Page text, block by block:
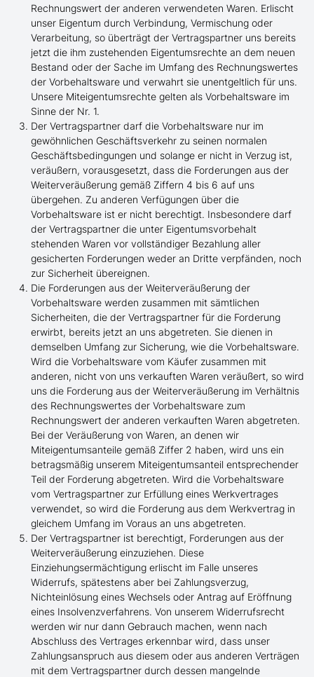
Rechnungswert der anderen verwendeten Waren. Erlischt
unser Eigentum durch Verbindung, Vermischung oder
Verarbeitung, so überträgt der Vertragspartner uns bereits
jetzt die ihm zustehenden Eigentumsrechte an dem neuen
Bestand oder der Sache im Umfang des Rechnungswertes
der Vorbehaltsware und verwahrt sie unentgeltlich für uns.
Unsere Miteigentumsrechte gelten als Vorbehaltsware im
Sinne der Nr. 1.
Der Vertragspartner darf die Vorbehaltsware nur im
gewöhnlichen Geschäftsverkehr zu seinen normalen
Geschäftsbedingungen und solange er nicht in Verzug ist,
veräußern, vorausgesetzt, dass die Forderungen aus der
Weiterveräußerung gemäß Ziffern 4 bis 6 auf uns
übergehen. Zu anderen Verfügungen über die
Vorbehaltsware ist er nicht berechtigt. Insbesondere darf
der Vertragspartner die unter Eigentumsvorbehalt
stehenden Waren vor vollständiger Bezahlung aller
gesicherten Forderungen weder an Dritte verpfänden, noch
zur Sicherheit übereignen.
Die Forderungen aus der Weiterveräußerung der
Vorbehaltsware werden zusammen mit sämtlichen
Sicherheiten, die der Vertragspartner für die Forderung
erwirbt, bereits jetzt an uns abgetreten. Sie dienen in
demselben Umfang zur Sicherung, wie die Vorbehaltsware.
Wird die Vorbehaltsware vom Käufer zusammen mit
anderen, nicht von uns verkauften Waren veräußert, so wird
uns die Forderung aus der Weiterveräußerung im Verhältnis
des Rechnungswertes der Vorbehaltsware zum
Rechnungswert der anderen verkauften Waren abgetreten.
Bei der Veräußerung von Waren, an denen wir
Miteigentumsanteile gemäß Ziffer 2 haben, wird uns ein
betragsmäßig unserem Miteigentumsanteil entsprechender
Teil der Forderung abgetreten. Wird die Vorbehaltsware
vom Vertragspartner zur Erfüllung eines Werkvertrages
verwendet, so wird die Forderung aus dem Werkvertrag in
gleichem Umfang im Voraus an uns abgetreten.
Der Vertragspartner ist berechtigt, Forderungen aus der
Weiterveräußerung einzuziehen. Diese
Einziehungsermächtigung erlischt im Falle unseres
Widerrufs, spätestens aber bei Zahlungsverzug,
Nichteinlösung eines Wechsels oder Antrag auf Eröffnung
eines Insolvenzverfahrens. Von unserem Widerrufsrecht
werden wir nur dann Gebrauch machen, wenn nach
Abschluss des Vertrages erkennbar wird, dass unser
Zahlungsanspruch aus diesem oder aus anderen Verträgen
mit dem Vertragspartner durch dessen mangelnde